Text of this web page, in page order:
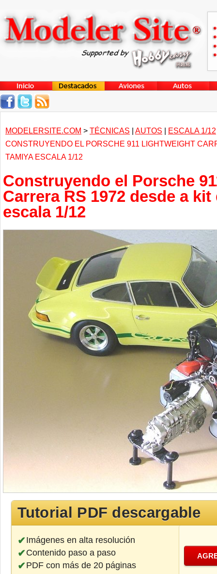
MODELERSITE.COM > TÉCNICAS | AUTOS | ESCALA 1/12
CONSTRUYENDO EL PORSCHE 911 LIGHTWEIGHT
TAMIYA ESCALA 1/12
Construyendo el Porsche
Carrera RS 1972 desde a kit
escala 1/12
Tutorial PDF descargable
Imágenes en alta resolución
Contenido paso a paso
PDF con más de 20 páginas